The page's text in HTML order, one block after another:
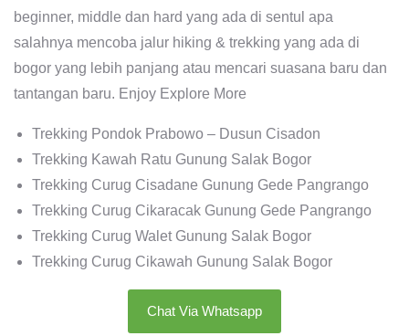
beginner, middle dan hard yang ada di sentul apa
salahnya mencoba jalur hiking & trekking yang ada di
bogor yang lebih panjang atau mencari suasana baru dan
tantangan baru. Enjoy Explore More
Trekking Pondok Prabowo – Dusun Cisadon
Trekking Kawah Ratu Gunung Salak Bogor
Trekking Curug Cisadane Gunung Gede Pangrango
Trekking Curug Cikaracak Gunung Gede Pangrango
Trekking Curug Walet Gunung Salak Bogor
Trekking Curug Cikawah Gunung Salak Bogor
Chat Via Whatsapp